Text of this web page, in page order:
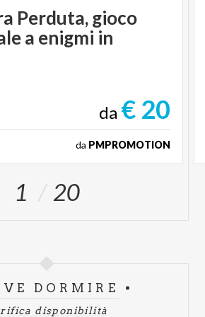
Perduta, gioco
a enigmi in
da € 20
da PMPROMOTION
1 20
DORMIRE
disponibilità